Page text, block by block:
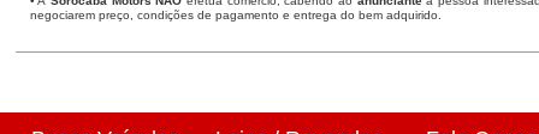
negociarem preço, condições de pagamento e entrega do bem adquirido.